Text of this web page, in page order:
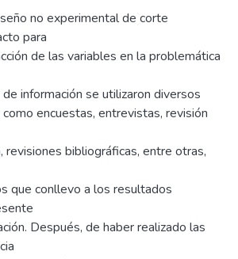
no experimental de corte
para
de las variables en la problemática
información se utilizaron diversos
encuestas, entrevistas, revisión
revisiones bibliográficas, entre otras,
que conllevo a los resultados
Después, de haber realizado las